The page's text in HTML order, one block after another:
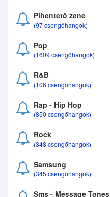
Pihentető zene
(97 csengőhangok)
Pop
(1609 csengőhangok)
R&B
(106 csengőhangok)
Rap - Hip Hop
(850 csengőhangok)
Rock
(348 csengőhangok)
Samsung
(345 csengőhangok)
Sms - Message Tones